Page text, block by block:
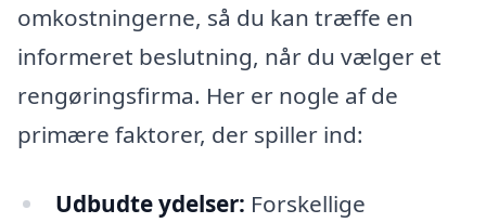
omkostningerne, så du kan træffe en
informeret beslutning, når du vælger et
rengøringsfirma. Her er nogle af de
primære faktorer, der spiller ind:
Udbudte ydelser: Forskellige